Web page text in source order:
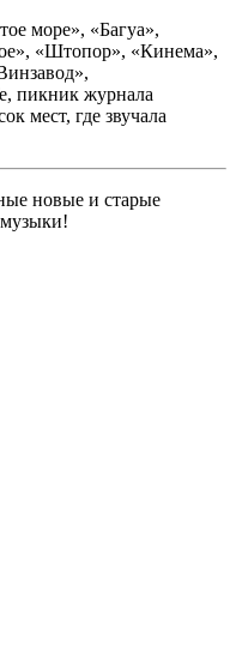
море», «Багуа»,
«Штопор», «Кинема»,
пикник журнала
мест, где звучала
новые и старые